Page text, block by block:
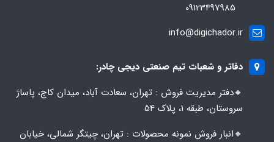
09123497985
info@digichador.ir
دفاتر و شعبات تیم صنعتی دیجی چادر:
🔸️​​دفتر مدیریت فروش : تهران، سعادت آباد، میدان کاج، پاساژ
سروستان، طبقه 1، پلاک 54
🔸️​​انبار فروش نمونه محصولات : تهران، چیتگر شمالی، خیابان